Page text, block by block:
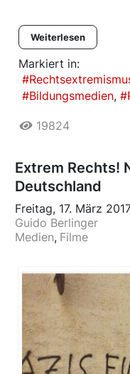
Weiterlesen
Markiert in:
Bildungsmedien
19824
Extrem Rechts!
Deutschland
Freitag, 17. März
Guido Berlinger
Medien Filme